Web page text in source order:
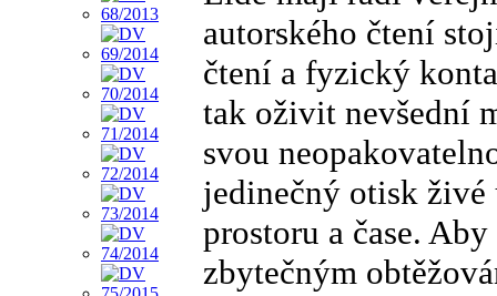
autorského čtení
čtení a fyzický
tak oživit nevšední
svou
jedinečný otisk
prostoru a čase.
zbytečným